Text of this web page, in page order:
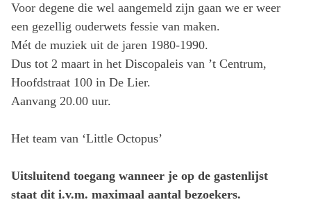
Voor degene die wel aangemeld zijn gaan we er weer
een gezellig ouderwets fessie van maken.
Mét de muziek uit de jaren 1980-1990.
Dus tot 2 maart in het Discopaleis van ’t Centrum,
Hoofdstraat 100 in De Lier.
Aanvang 20.00 uur.
Het team van ‘Little Octopus’
Uitsluitend toegang wanneer je op de gastenlijst
staat dit i.v.m. maximaal aantal bezoekers.